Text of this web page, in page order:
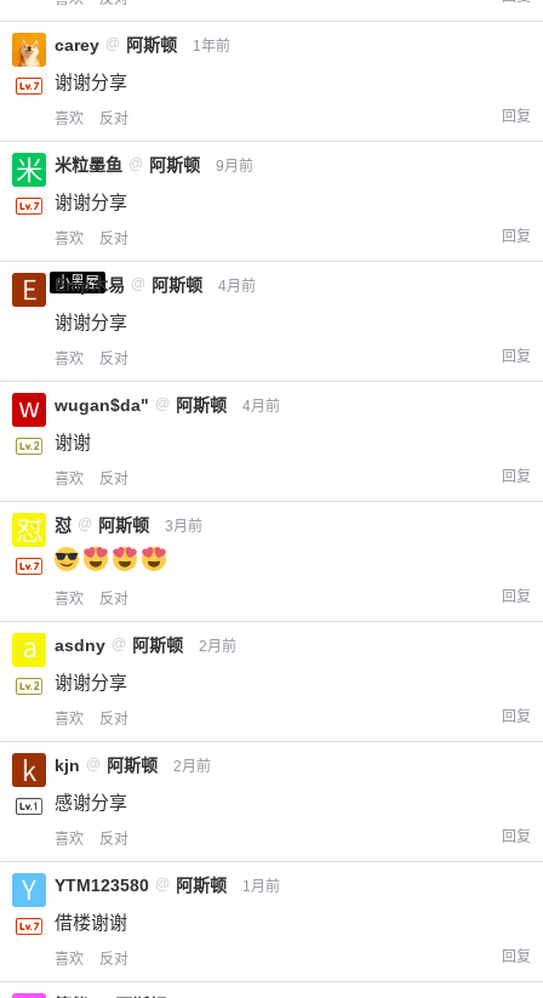
carey @ 阿斯顿 1年前
谢谢分享
喜欢 反对 回复
米粒墨鱼 @ 阿斯顿 9月前
谢谢分享
喜欢 反对 回复
小黑屋
Emp木易 @ 阿斯顿 4月前
谢谢分享
喜欢 反对 回复
wugan$da" @ 阿斯顿 4月前
谢谢
喜欢 反对 回复
怼 @ 阿斯顿 3月前
喜欢 反对 回复
asdny @ 阿斯顿 2月前
谢谢分享
喜欢 反对 回复
kjn @ 阿斯顿 2月前
感谢分享
喜欢 反对 回复
YTM123580 @ 阿斯顿 1月前
借楼谢谢
喜欢 反对 回复